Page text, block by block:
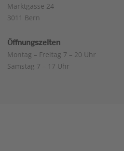
Marktgasse 24
3011 Bern
Öffnungszeiten
Montag – Freitag 7 – 20 Uhr
Samstag 7 – 17 Uhr